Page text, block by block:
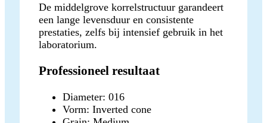
De middelgrove korrelstructuur garandeert
een lange levensduur en consistente
prestaties, zelfs bij intensief gebruik in het
laboratorium.
Professioneel resultaat
Diameter: 016
Vorm: Inverted cone